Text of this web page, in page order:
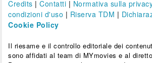
Credits |Contatti | Normativa sulla
condizioni d'uso | Riserva TDM |
Cookie Policy
Il riesame e il controllo editoriale dei
sono affidati al team di MYmovies e al